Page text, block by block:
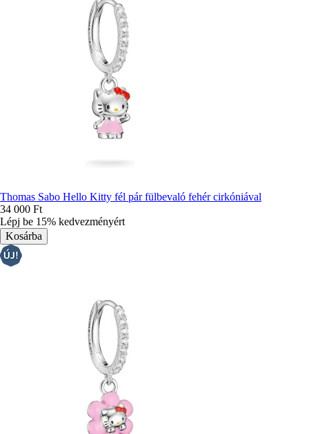
Thomas Sabo Hello Kitty fél pár fülbevaló fehér cirkóniával
34 000 Ft
Lépj be 15% kedvezményért